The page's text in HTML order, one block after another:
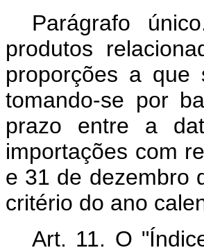
Parágrafo
produtos
proporções a que
tomando-se por
prazo entre a
importações com
e 31 de dezembro
critério do ano
Art. 11. O